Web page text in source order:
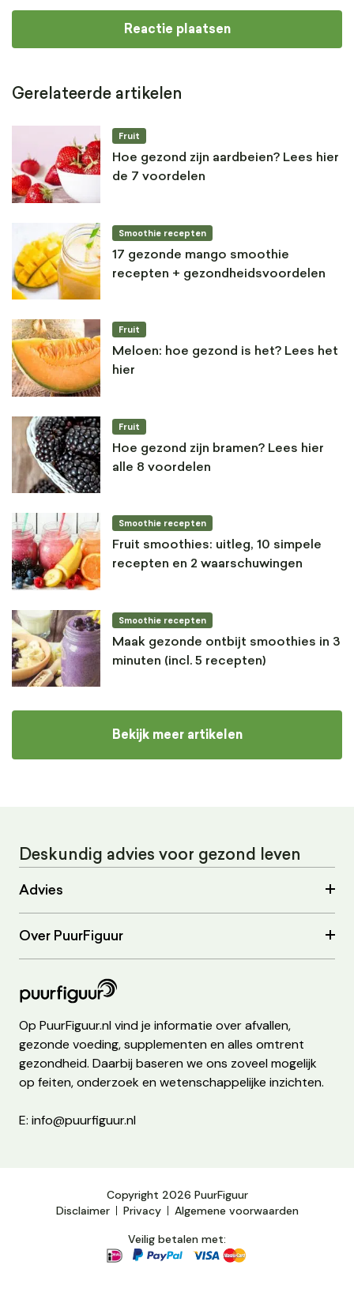
Gerelateerde artikelen
Fruit
Hoe gezond zijn aardbeien? Lees hier
de 7 voordelen
Smoothie recepten
17 gezonde mango smoothie
recepten + gezondheidsvoordelen
Fruit
Meloen: hoe gezond is het? Lees het
hier
Fruit
Hoe gezond zijn bramen? Lees hier
alle 8 voordelen
Smoothie recepten
Fruit smoothies: uitleg, 10 simpele
recepten en 2 waarschuwingen
Smoothie recepten
Maak gezonde ontbijt smoothies in 3
minuten (incl. 5 recepten)
Bekijk meer artikelen
Deskundig advies voor gezond leven
Advies
Over PuurFiguur
Op PuurFiguur.nl vind je informatie over afvallen,
gezonde voeding, supplementen en alles omtrent
gezondheid. Daarbij baseren we ons zoveel mogelijk
op feiten, onderzoek en wetenschappelijke inzichten.
E: info@puurfiguur.nl
Copyright 2026 PuurFiguur
Disclaimer
Privacy
Algemene voorwaarden
Veilig betalen met: